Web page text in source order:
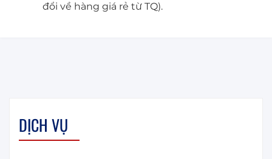
đổi về hàng giá rẻ từ TQ).
DỊCH VỤ